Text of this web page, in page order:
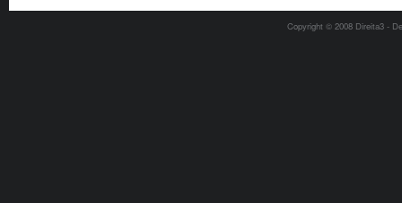
Copyright © 2008 Direita3 -